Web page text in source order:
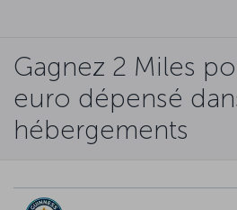
Gagnez 2 Miles
euro dépensé
hébergements